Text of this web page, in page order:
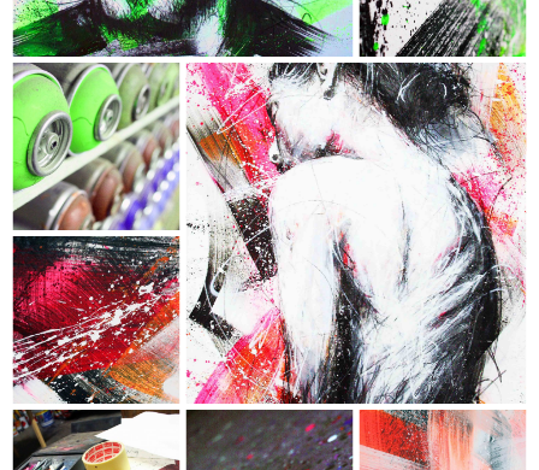
- Châssis conçu sur mesure en
MERANTI authentique -
PANDEMONIUM
- Collection "Chromophobia" -
- Dimensions : 110 x 177 cm -
- Techniques : Acrylique, Encre, Fusain,
Crayon de couleur & Aérosol -
- Châssis conçu sur mesure en
MERANTI authentique -